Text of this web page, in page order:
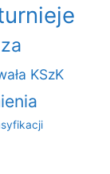
KSzK